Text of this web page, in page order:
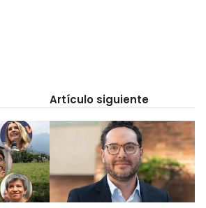
Artículo siguiente